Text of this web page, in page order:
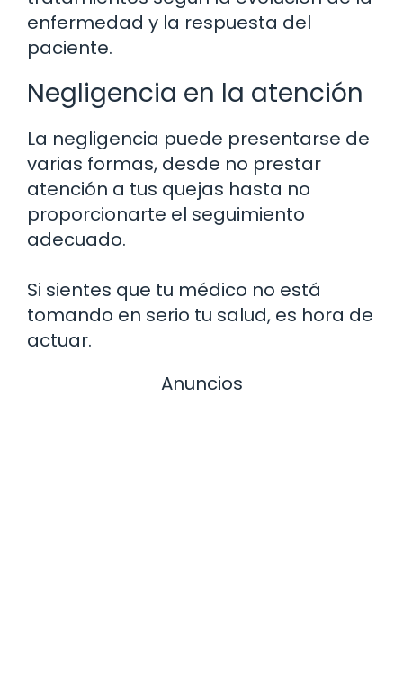
enfermedad y la respuesta del
paciente.
Negligencia en la atención
La negligencia puede presentarse de
varias formas, desde no prestar
atención a tus quejas hasta no
proporcionarte el seguimiento
adecuado.
Si sientes que tu médico no está
tomando en serio tu salud, es hora de
actuar.
Anuncios